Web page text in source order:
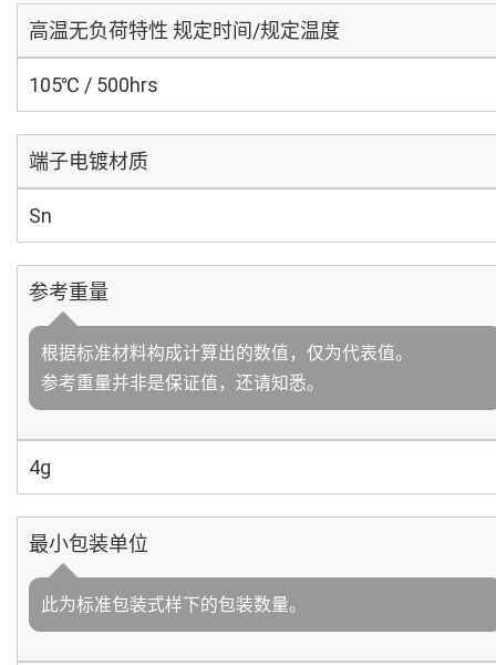
高温无负荷特性 规定时间/规定温度
105℃ / 500hrs
端子电镀材质
Sn
参考重量
根据标准材料构成计算出的数值，仅为代表值。
参考重量并非是保证值，还请知悉。
4g
最小包装单位
此为标准包装式样下的包装数量。